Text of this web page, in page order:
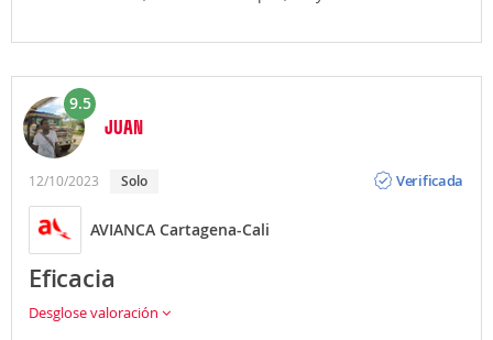
9.5
JUAN
12/10/2023 Solo
Verificada
AVIANCA Cartagena-Cali
Eficacia
Desglose valoración